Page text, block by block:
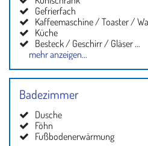
Gefrierfach
Kaffeemaschine / Toaster /
Küche
Besteck / Geschirr / Gläser ...
Backofen
Geschirrspüler
mehr anzeigen...
Badezimmer
Dusche
Föhn
Fußbodenerwärmung